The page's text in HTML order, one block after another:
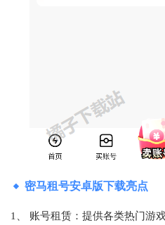
密马租号安卓版下载亮点
1、 账号租赁：提供各类热门游